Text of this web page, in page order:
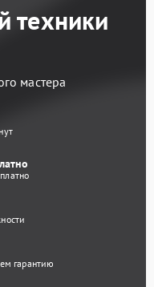
техники
мастера
гарантию